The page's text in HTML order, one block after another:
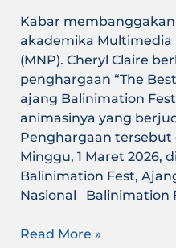
Kabar
akademika Multimedia
(MNP). Cheryl Claire
penghargaan “The
ajang Balinimation
animasinya yang
Penghargaan
Minggu, 1 Maret 2026,
Balinimation Fest,
Nasional Balinimation
Read More »